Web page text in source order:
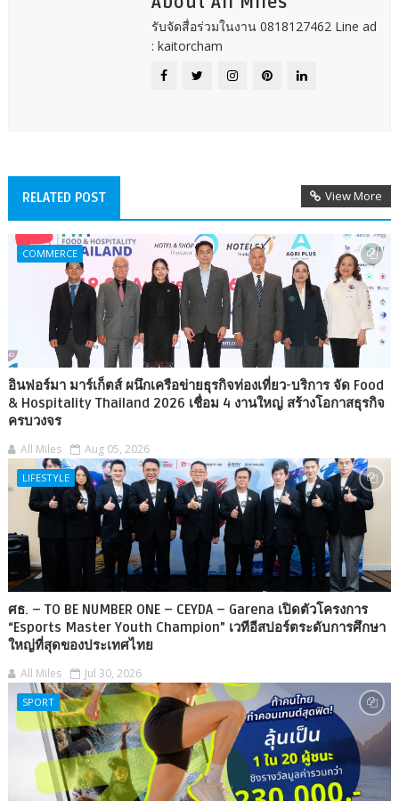
รับจัดสื่อร่วมในงาน 0818127462 Line ad
: kaitorcham
RELATED POST View More
COMMERCE
อินฟอร์มา มาร์เก็ตส์ ผนึกเครือข่ายธุรกิจท่องเที่ยว-บริการ จัด Food
& Hospitality Thailand 2026 เชื่อม 4 งานใหญ่ สร้างโอกาสธุรกิจ
ครบวงจร
All Miles Aug 05, 2026
LIFESTYLE
ศธ. – TO BE NUMBER ONE – CEYDA – Garena เปิดตัวโครงการ
“Esports Master Youth Champion” เวทีอีสปอร์ตระดับการศึกษา
ใหญ่ที่สุดของประเทศไทย
All Miles Jul 30, 2026
SPORT